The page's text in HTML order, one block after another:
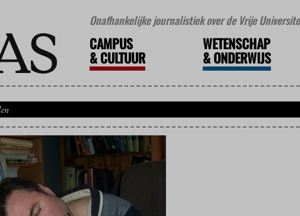
Onafhankelijke journalistiek over de Vrije
CAMPUS
&CULTUUR
WETENSCHAP
&ONDERWIJS